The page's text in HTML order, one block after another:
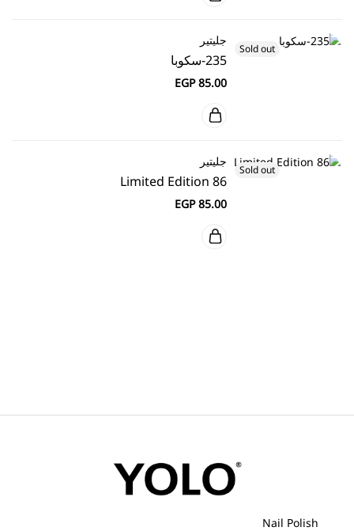
Sold out
جليتير
235-سكوبا
EGP85.00
Sold out
جليتير
Limited Edition 86
EGP85.00
Nail Polish